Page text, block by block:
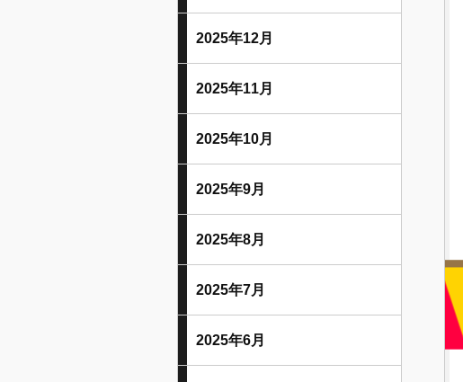
2025年12月
2025年11月
2025年10月
2025年9月
2025年8月
2025年7月
2025年6月